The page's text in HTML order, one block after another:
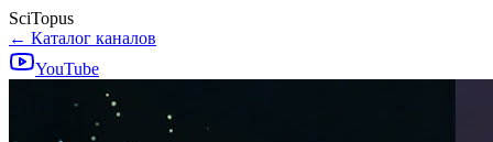
SciTopus
← Каталог каналов
YouTube